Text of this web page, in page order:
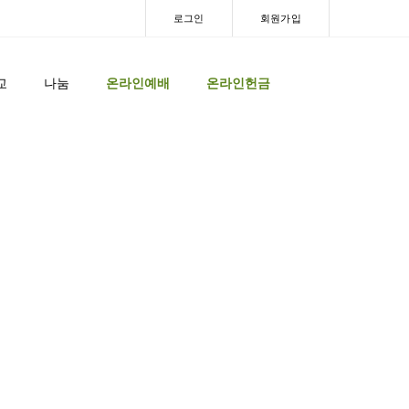
회원가입
로그인
나눔 온라인예배 온라인헌금